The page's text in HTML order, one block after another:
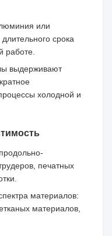
или
срока
работе.
выдерживают
холодной и
печатных
материалов:
материалов,